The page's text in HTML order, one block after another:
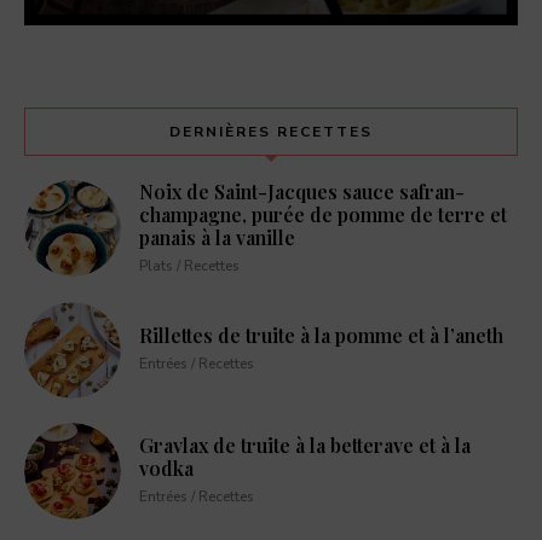
DERNIÈRES RECETTES
Noix de Saint-Jacques sauce safran-
champagne, purée de pomme de terre et
panais à la vanille
Plats / Recettes
Rillettes de truite à la pomme et à l’aneth
Entrées / Recettes
Gravlax de truite à la betterave et à la
vodka
Entrées / Recettes